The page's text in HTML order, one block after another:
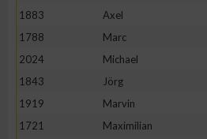
1883
Axel
1788
Marc
2024
Michael
1843
Jörg
1919
Marvin
1721
Maximilian
Funktional
Werbung